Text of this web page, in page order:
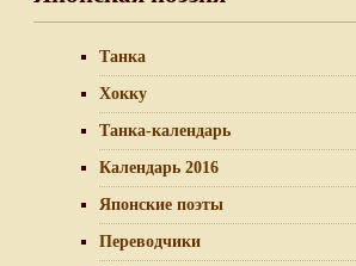
Танка
Хокку
Танка-календарь
Календарь 2016
Японские поэты
Переводчики